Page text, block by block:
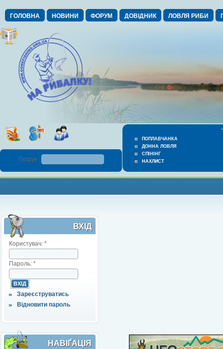
ГОЛОВНА НОВИНИ ФОРУМ ДОВІДНИК ЛОВЛЯ РИБИ
ПОПЛАВЧАНКА
ДОННА ЛОВЛЯ
СПІНІНГ
НАХЛИСТ
Пошук :
ВХІД
Користувач: *
Пароль: *
Зареєструватись
Відновити пароль
НАВІҐАЦІЯ